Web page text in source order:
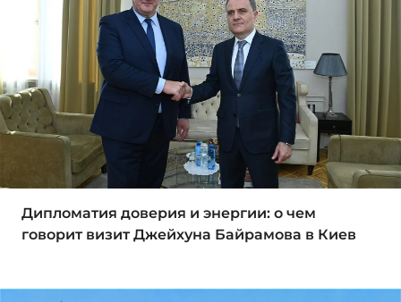
Дипломатия доверия и энергии: о чем
говорит визит Джейхуна Байрамова в Киев